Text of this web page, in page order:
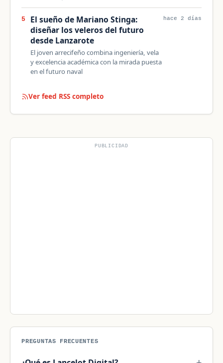
5
El sueño de Mariano Stinga:
diseñar los veleros del futuro
desde Lanzarote
El joven arrecifeño combina ingeniería, vela
y excelencia académica con la mirada puesta
en el futuro naval
hace 2 días
Ver feed RSS completo
PUBLICIDAD
PREGUNTAS FRECUENTES